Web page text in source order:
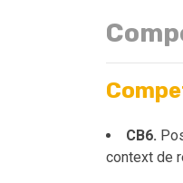
CB6.
context de